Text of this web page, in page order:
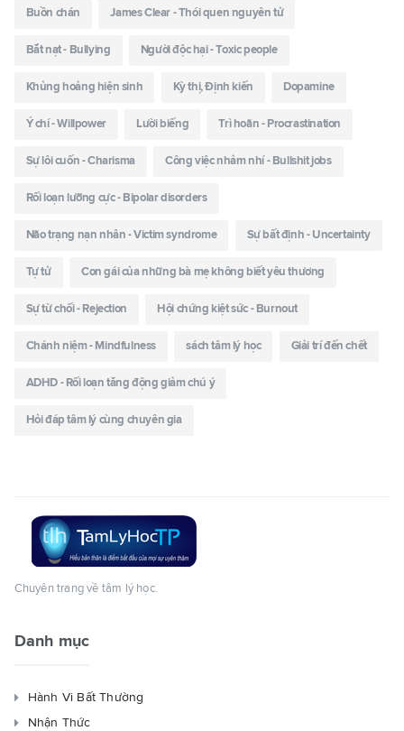
Buồn chán James Clear - Thói quen nguyên tử
Bắt nạt - Bullying Người độc hại - Toxic people
Khủng hoảng hiện sinh Kỳ thị, Định kiến Dopamine
Ý chí - Willpower Lười biếng Trì hoãn - Procrastination
Sự lôi cuốn - Charisma Công việc nhảm nhí - Bullshit jobs
Rối loạn lưỡng cực - Bipolar disorders
Não trạng nạn nhân - Victim syndrome Sự bất định - Uncertainty
Tự tử Con gái của những bà mẹ không biết yêu thương
Sự từ chối - Rejection Hội chứng kiệt sức - Burnout
Chánh niệm - Mindfulness sách tâm lý học Giải trí đến chết
ADHD - Rối loạn tăng động giảm chú ý
Hỏi đáp tâm lý cùng chuyên gia
Chuyên trang về tâm lý học.
Danh mục
Hành Vi Bất Thường
Nhận Thức